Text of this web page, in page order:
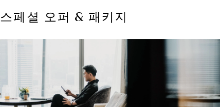
스페셜 오퍼 & 패키지